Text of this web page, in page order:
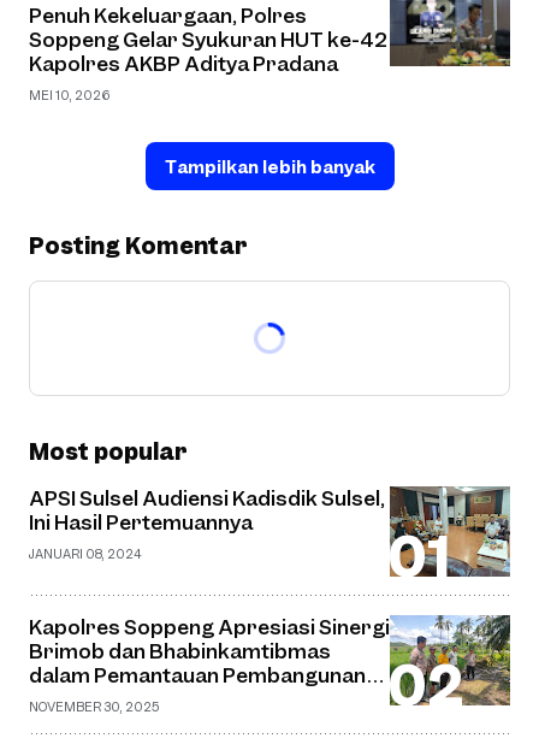
Penuh Kekeluargaan, Polres
Soppeng Gelar Syukuran HUT ke-42
Kapolres AKBP Aditya Pradana
MEI 10, 2026
Tampilkan lebih banyak
Posting Komentar
Most popular
APSI Sulsel Audiensi Kadisdik Sulsel,
Ini Hasil Pertemuannya
JANUARI 08, 2024
Kapolres Soppeng Apresiasi Sinergi
Brimob dan Bhabinkamtibmas
dalam Pemantauan Pembangunan
Jembatan Gantung di Desa Watu
NOVEMBER 30, 2025